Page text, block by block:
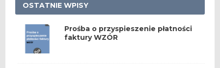
OSTATNIE WPISY
Prośba o przyspieszenie płatności
faktury WZÓR